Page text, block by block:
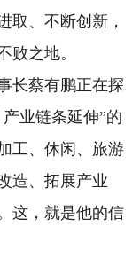
取、不断创新，
败之地。
蔡有鹏正在探
业链条延伸”的
工、休闲、旅游
造、拓展产业
这，就是他的信